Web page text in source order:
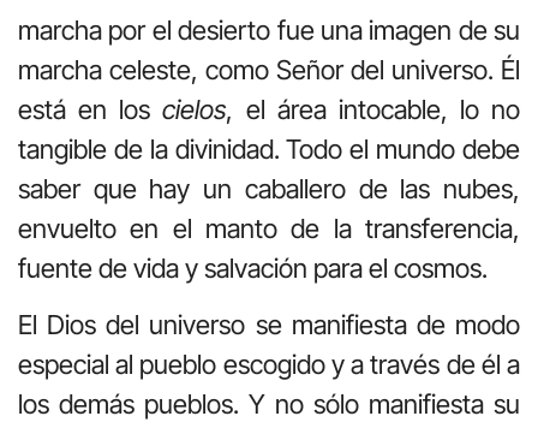
marcha por el desierto fue una imagen de su
marcha celeste, como Señor del universo. Él
está en loscielos, el área intocable, lo no
tangible de la divinidad. Todo el mundo debe
saber que hay un caballero de las nubes,
envuelto en el manto de la transferencia,
fuente de vida y salvación para el cosmos.
El Dios del universo se manifiesta de modo
especial al pueblo escogido y a través de él a
los demás pueblos. Y no sólo manifiesta su